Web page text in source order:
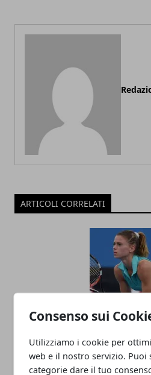
Consenso sui
Utilizziamo i cookie per
web e il nostro servizio. Puoi
categorie dare il tuo
ARTICOLI CORRELATI
Wta
tre set la Gavrilova,
Buzarnescu'